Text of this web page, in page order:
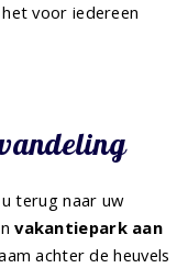
voor iedereen
terug naar uw
vakantiepark aan
achter de heuvels